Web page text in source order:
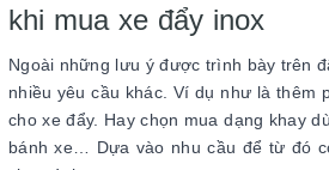
khi mua xe đẩy inox
Ngoài những lưu ý được trình bày trên
nhiều yêu cầu khác. Ví dụ như là thêm
cho xe đẩy. Hay chọn mua dạng khay
bánh xe… Dựa vào nhu cầu để từ đó